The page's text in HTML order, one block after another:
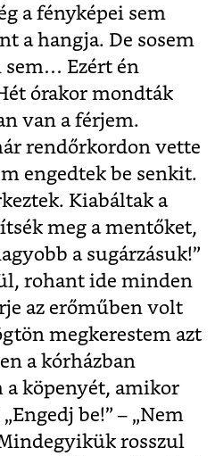
a fényképei sem
a hangja. De sosem
sem… Ezért én
órakor mondták
van a férjem.
rendőrkordon vette
engedtek be senkit.
Kiabáltak a
meg a mentőket,
a sugárzásuk!”
rohant ide minden
az erőműben volt
megkerestem azt
a kórházban
a köpenyét, amikor
be!” – „Nem
rosszul